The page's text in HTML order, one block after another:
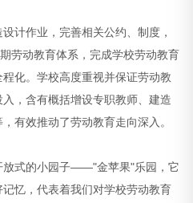
计作业，完善相关公约、制度，
劳动教育体系，完成学校劳动教育
化。学校高度重视并保证劳动教
，含有概括增设专职教师、建造
有效推动了劳动教育走向深入。
放式的小园子——"金苹果"乐园，它
忆，代表着我们对学校劳动教育